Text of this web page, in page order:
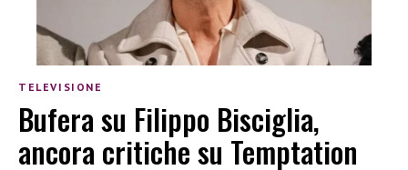
TELEVISIONE
Bufera su Filippo Bisciglia,
ancora critiche su Temptation